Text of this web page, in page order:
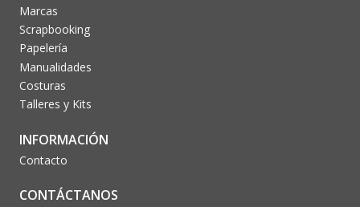
Marcas
Scrapbooking
Papelería
Manualidades
Costuras
Talleres y Kits
INFORMACIÓN
Contacto
CONTÁCTANOS